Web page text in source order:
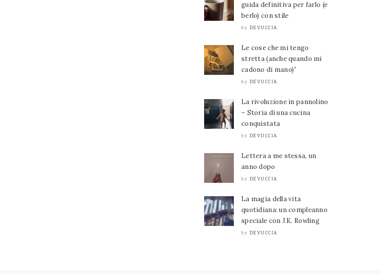
guida definitiva per farlo (e
berlo) con stile
by DEVUCCIA
Le cose che mi tengo
stretta (anche quando mi
cadono di mano)”
by DEVUCCIA
La rivoluzione in pannolino
– Storia di una cucina
conquistata
by DEVUCCIA
Lettera a me stessa, un
anno dopo
by DEVUCCIA
La magia della vita
quotidiana: un compleanno
speciale con J.K. Rowling
by DEVUCCIA